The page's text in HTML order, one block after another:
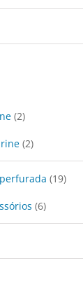
(2)
(2)
(19)
(6)